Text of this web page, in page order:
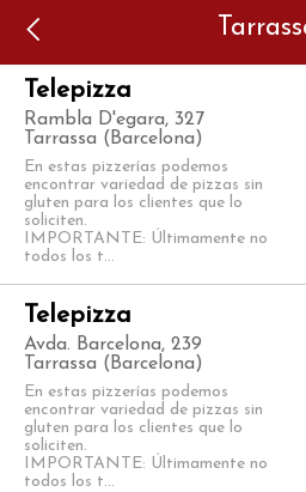
Telepizza
Rambla D'egara, 327
Tarrassa (Barcelona)
En estas pizzerías podemos
encontrar variedad de pizzas sin
gluten para los clientes que lo
soliciten.
IMPORTANTE: Últimamente no
todos los t...
Telepizza
Avda. Barcelona, 239
Tarrassa (Barcelona)
En estas pizzerías podemos
encontrar variedad de pizzas sin
gluten para los clientes que lo
soliciten.
IMPORTANTE: Últimamente no
todos los t...
authorized to show the cookie
ID 546ddaab-b478-4440-aa8a-
the domain group in the
the domain.